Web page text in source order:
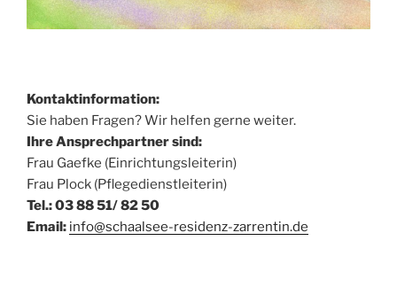
Kontaktinformation:
Sie haben Fragen? Wir helfen gerne weiter.
Ihre Ansprechpartner sind:
Frau Gaefke (Einrichtungsleiterin)
Frau Plock (Pflegedienstleiterin)
Tel.: 03 88 51/ 82 50
Email: info@schaalsee-residenz-zarrentin.de